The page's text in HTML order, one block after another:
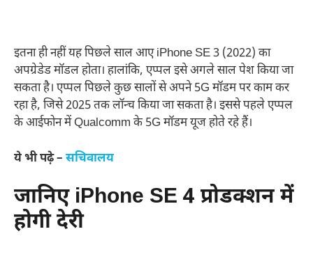
इतना ही नहीं यह पिछले साल आए iPhone SE 3 (2022) का
अपग्रेडेड मॉडल होता। हालांकि, एप्पल इसे अगले साल पेश किया जा
सकता है। एप्पल पिछले कुछ सालों से अपने 5G मॉडम पर काम कर
रहा है, जिसे 2025 तक लॉन्च किया जा सकता है। इससे पहले एप्पल
के आईफोन में Qualcomm के 5G मॉडम यूज होते रहे हैं।
ये भी पढ़े – सचिवालय
जानिए iPhone SE 4 प्रोडक्शन में
होगी देरी